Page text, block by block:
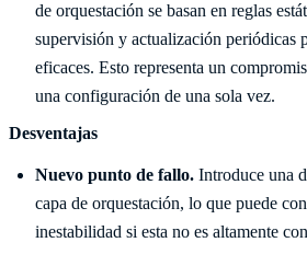
de orquestación se basan en reglas
supervisión y actualización periódicas
eficaces. Esto representa un
una configuración de una sola vez.
Desventajas
Nuevo punto de fallo. Introduce una
capa de orquestación, lo que puede
inestabilidad si esta no es altamente